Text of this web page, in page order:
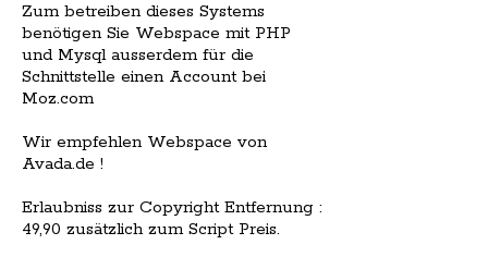
Zum betreiben dieses Systems
benötigen Sie Webspace mit PHP
und Mysql ausserdem für die
Schnittstelle einen Account bei
Moz.com
Wir empfehlen Webspace von
Avada.de !
Erlaubniss zur Copyright Entfernung :
49,90 zusätzlich zum Script Preis.